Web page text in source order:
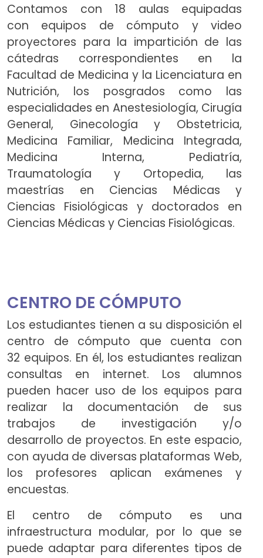
Contamos con 18 aulas equipadas
con equipos de cómputo y video
proyectores para la impartición de las
cátedras correspondientes en la
Facultad de Medicina y la Licenciatura en
Nutrición, los posgrados como las
especialidades en Anestesiología, Cirugía
General, Ginecología y Obstetricia,
Medicina Familiar, Medicina Integrada,
Medicina Interna, Pediatría,
Traumatología y Ortopedia, las
maestrías en Ciencias Médicas y
Ciencias Fisiológicas y doctorados en
Ciencias Médicas y Ciencias Fisiológicas.
CENTRO DE CÓMPUTO
Los estudiantes tienen a su disposición el
centro de cómputo que cuenta con
32 equipos. En él, los estudiantes realizan
consultas en internet. Los alumnos
pueden hacer uso de los equipos para
realizar la documentación de sus
trabajos de investigación y/o
desarrollo de proyectos. En este espacio,
con ayuda de diversas plataformas Web,
los profesores aplican exámenes y
encuestas.
El centro de cómputo es una
infraestructura modular, por lo que se
puede adaptar para diferentes tipos de